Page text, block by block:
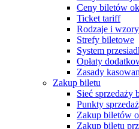
Ceny biletów
Ticket tariff
Rodzaje i
Strefy biletowe
System
Opłaty
Zasady
Zakup biletu
Sieć sprzedaży
Punkty
Zakup biletów
Zakup biletu